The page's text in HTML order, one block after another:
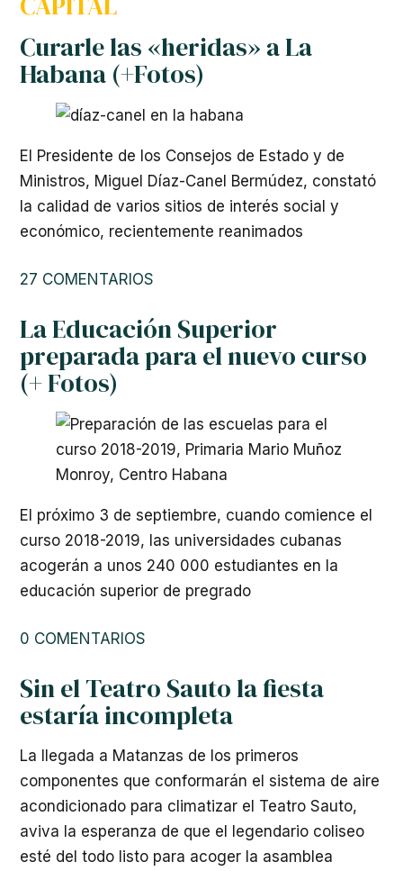
Curarle las «heridas» a La
Habana (+Fotos)
El Presidente de los Consejos de Estado y de
Ministros, Miguel Díaz-Canel Bermúdez, constató
la calidad de varios sitios de interés social y
económico, recientemente reanimados
27 COMENTARIOS
La Educación Superior
preparada para el nuevo curso
(+ Fotos)
El próximo 3 de septiembre, cuando comience el
curso 2018-2019, las universidades cubanas
acogerán a unos 240 000 estudiantes en la
educación superior de pregrado
0 COMENTARIOS
Sin el Teatro Sauto la fiesta
estaría incompleta
La llegada a Matanzas de los primeros
componentes que conformarán el sistema de aire
acondicionado para climatizar el Teatro Sauto,
aviva la esperanza de que el legendario coliseo
esté del todo listo para acoger la asamblea